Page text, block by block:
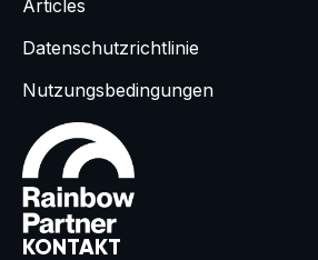
Articles
Datenschutzrichtlinie
Nutzungsbedingungen
KONTAKT